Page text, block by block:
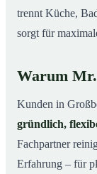
trennt Küche,
sorgt für
Warum
Kunden in
gründlich,
Fachpartner
Erfahrung – für